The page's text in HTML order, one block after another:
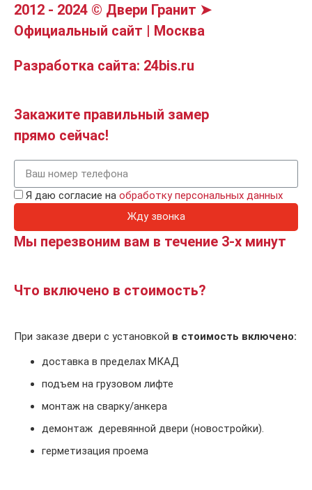
2012 - 2024 © Двери Гранит ➤
Официальный сайт | Москва
Разработка сайта: 24bis.ru
Закажите правильный замер
прямо сейчас!
Я даю согласие на обработку персональных данных
Жду звонка
Мы перезвоним вам в течение 3-х минут
Что включено в стоимость?
При заказе двери с установкой в стоимость включено:
доставка в пределах МКАД
подъем на грузовом лифте
монтаж на сварку/анкера
демонтаж деревянной двери (новостройки).
герметизация проема